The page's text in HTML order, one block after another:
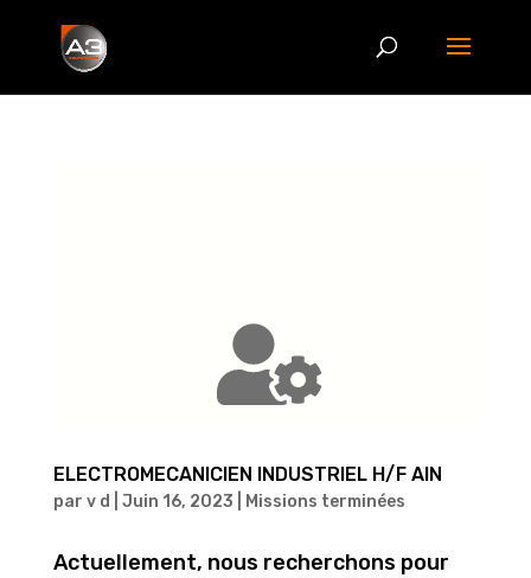
ELECTROMECANICIEN INDUSTRIEL H/F AIN
par v d Juin 16, 2023 Missions terminées
Actuellement, nous recherchons pour